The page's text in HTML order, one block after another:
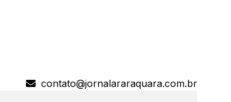
contato@jornalararaquara.com.br